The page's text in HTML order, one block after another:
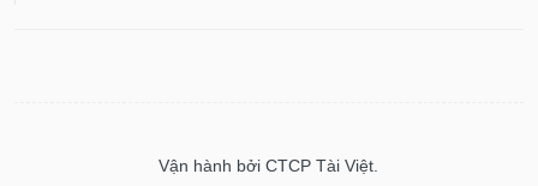
Vận hành bởi CTCP Tài Việt.